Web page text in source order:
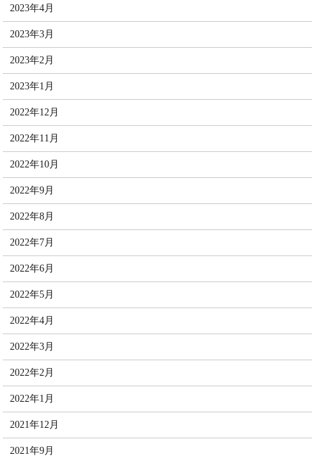
2023年4月
2023年3月
2023年2月
2023年1月
2022年12月
2022年11月
2022年10月
2022年9月
2022年8月
2022年7月
2022年6月
2022年5月
2022年4月
2022年3月
2022年2月
2022年1月
2021年12月
2021年9月